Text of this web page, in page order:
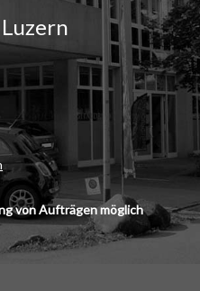
von Aufträgen möglich